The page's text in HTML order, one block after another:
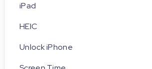
iPad
HEIC
Unlock iPhone